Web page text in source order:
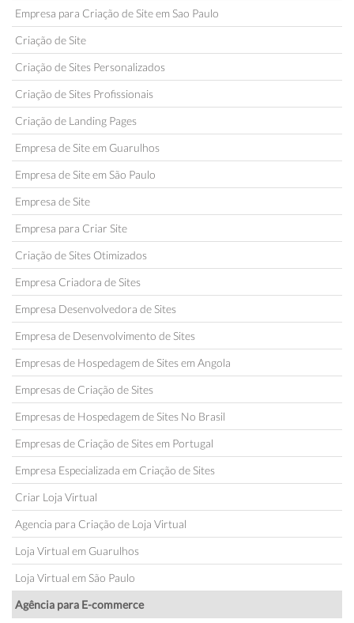
Empresa para Criação de Site em Sao Paulo
Criação de Site
Criação de Sites Personalizados
Criação de Sites Profissionais
Criação de Landing Pages
Empresa de Site em Guarulhos
Empresa de Site em São Paulo
Empresa de Site
Empresa para Criar Site
Criação de Sites Otimizados
Empresa Criadora de Sites
Empresa Desenvolvedora de Sites
Empresa de Desenvolvimento de Sites
Empresas de Hospedagem de Sites em Angola
Empresas de Criação de Sites
Empresas de Hospedagem de Sites No Brasil
Empresas de Criação de Sites em Portugal
Empresa Especializada em Criação de Sites
Criar Loja Virtual
Agencia para Criação de Loja Virtual
Loja Virtual em Guarulhos
Loja Virtual em São Paulo
Agência para E-commerce